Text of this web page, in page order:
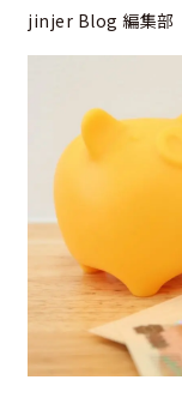
jinjer Blog 編集部